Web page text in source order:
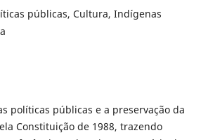
públicas, Cultura, Indígenas
políticas públicas e a preservação da
Constituição de 1988, trazendo